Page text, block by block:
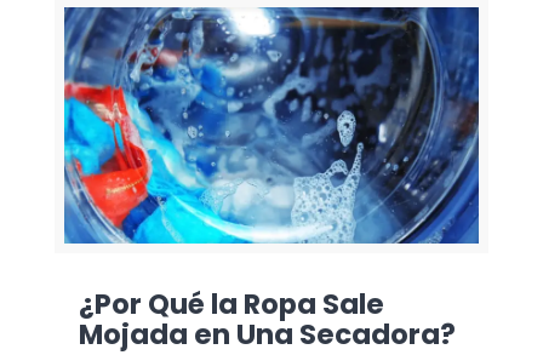
¿Por Qué la Ropa Sale
Mojada en Una Secadora?